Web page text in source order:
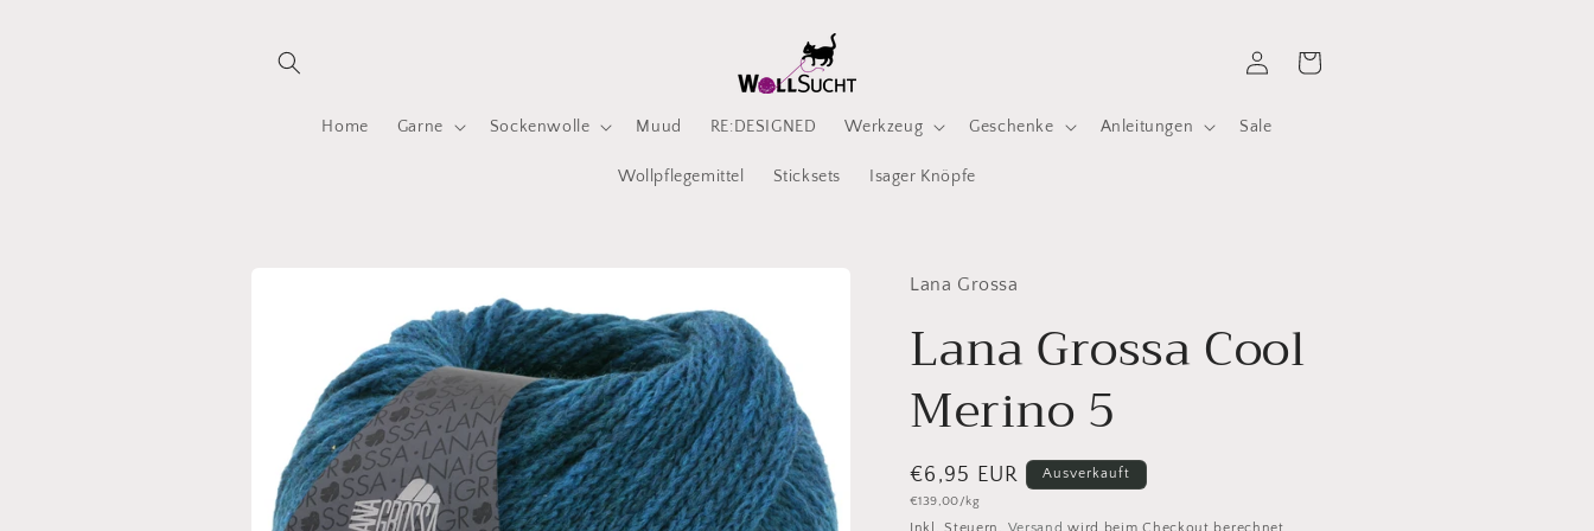
Home Garne Sockenwolle Muud RE:DESIGNED Werkzeug Geschenke Anleitungen Sale
Wollpflegemittel Sticksets Isager Knöpfe
EinloggenWarenkorb
Lana Grossa
Lana Grossa Cool
Merino 5
Normaler
Preis
€6,95 EUR
Grundpreis
€139,00/kg
Ausverkauft